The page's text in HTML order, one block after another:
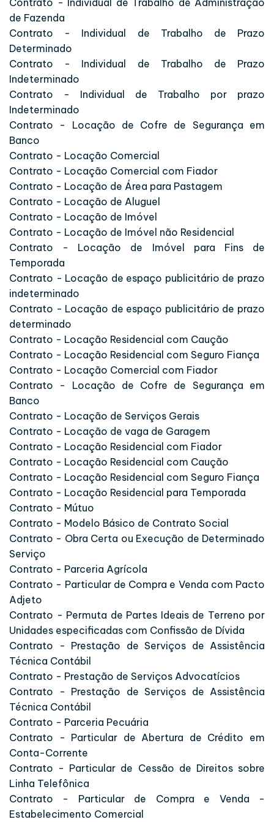
de Fazenda
Contrato - Individual de Trabalho de Prazo
Determinado
Contrato - Individual de Trabalho de Prazo
Indeterminado
Contrato - Individual de Trabalho por prazo
Indeterminado
Contrato - Locação de Cofre de Segurança em
Banco
Contrato - Locação Comercial
Contrato - Locação Comercial com Fiador
Contrato - Locação de Área para Pastagem
Contrato - Locação de Aluguel
Contrato - Locação de Imóvel
Contrato - Locação de Imóvel não Residencial
Contrato - Locação de Imóvel para Fins de
Temporada
Contrato - Locação de espaço publicitário de prazo
indeterminado
Contrato - Locação de espaço publicitário de prazo
determinado
Contrato - Locação Residencial com Caução
Contrato - Locação Residencial com Seguro Fiança
Contrato - Locação Comercial com Fiador
Contrato - Locação de Cofre de Segurança em
Banco
Contrato - Locação de Serviços Gerais
Contrato - Locação de vaga de Garagem
Contrato - Locação Residencial com Fiador
Contrato - Locação Residencial com Caução
Contrato - Locação Residencial com Seguro Fiança
Contrato - Locação Residencial para Temporada
Contrato - Mútuo
Contrato - Modelo Básico de Contrato Social
Contrato - Obra Certa ou Execução de Determinado
Serviço
Contrato - Parceria Agrícola
Contrato - Particular de Compra e Venda com Pacto
Adjeto
Contrato - Permuta de Partes Ideais de Terreno por
Unidades especificadas com Confissão de Dívida
Contrato - Prestação de Serviços de Assistência
Técnica Contábil
Contrato - Prestação de Serviços Advocatícios
Contrato - Prestação de Serviços de Assistência
Técnica Contábil
Contrato - Parceria Pecuária
Contrato - Particular de Abertura de Crédito em
Conta-Corrente
Contrato - Particular de Cessão de Direitos sobre
Linha Telefônica
Contrato - Particular de Compra e Venda -
Estabelecimento Comercial